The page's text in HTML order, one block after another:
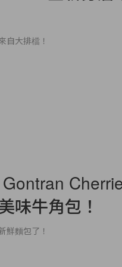
自大排檔！
味牛角包！
鮮麵包了！